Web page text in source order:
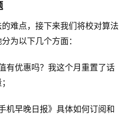
的难点，接下来我们将校对算法
为以下几个方面：
有优惠吗？我这个月重置了话
机早晚日报》具体如何订阅和